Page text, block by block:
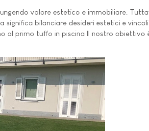
valore estetico e immobiliare.
bilanciare desideri estetici e
al primo tuffo in piscina Il nostro obiettivo